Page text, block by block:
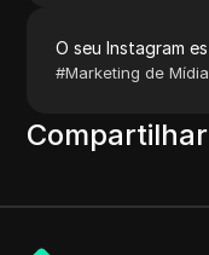
O seu Instagram
#Marketing de